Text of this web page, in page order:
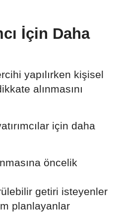
İçin Daha
yapılırken kişisel
alınmasını
için daha
öncelik
getiri isteyenler
planlayanlar